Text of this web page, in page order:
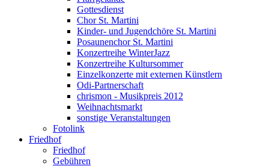
Gottesdienst
Chor St. Martini
Kinder- und Jugendchöre St. Martini
Posaunenchor St. Martini
Konzertreihe WinterJazz
Konzertreihe Kultursommer
Einzelkonzerte mit externen Künstlern
Odi-Partnerschaft
chrismon - Musikpreis 2012
Weihnachtsmarkt
sonstige Veranstaltungen
Fotolink
Friedhof
Friedhof
Gebühren